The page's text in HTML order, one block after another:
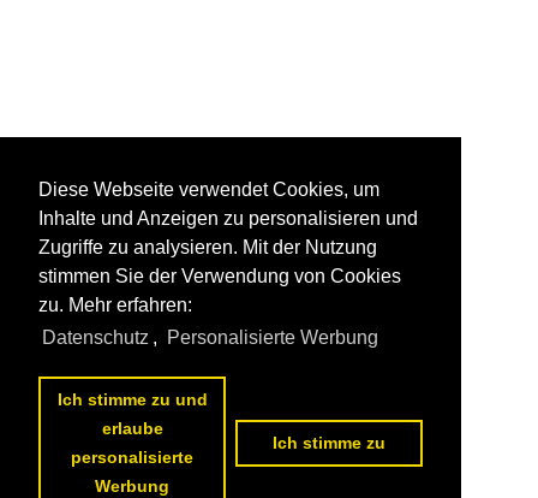
Diese Webseite verwendet Cookies, um
Inhalte und Anzeigen zu personalisieren und
Zugriffe zu analysieren. Mit der Nutzung
stimmen Sie der Verwendung von Cookies
zu. Mehr erfahren:
Datenschutz , Personalisierte Werbung
Ich stimme zu und
erlaube
personalisierte
Werbung
Ich stimme zu